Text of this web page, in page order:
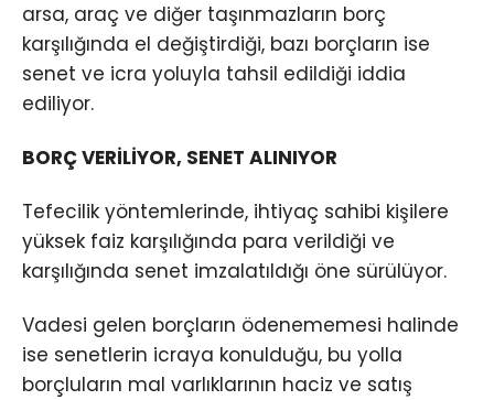
arsa, araç ve diğer taşınmazların borç
karşılığında el değiştirdiği, bazı borçların ise
senet ve icra yoluyla tahsil edildiği iddia
ediliyor.
BORÇ VERİLİYOR, SENET ALINIYOR
Tefecilik yöntemlerinde, ihtiyaç sahibi kişilere
yüksek faiz karşılığında para verildiği ve
karşılığında senet imzalatıldığı öne sürülüyor.
Vadesi gelen borçların ödenememesi halinde
ise senetlerin icraya konulduğu, bu yolla
borçluların mal varlıklarının haciz ve satış